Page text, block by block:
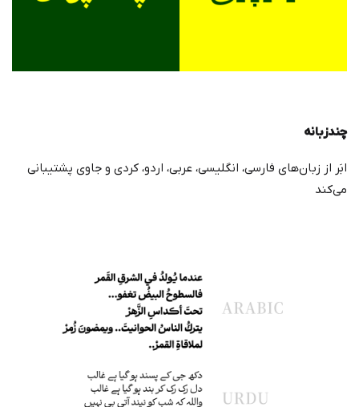
چندزبانه
ابَر از زبان‌های فارسی، انگلیسی، عربی، اردو، کردی و جاوی پشتیبانی
می‌کند